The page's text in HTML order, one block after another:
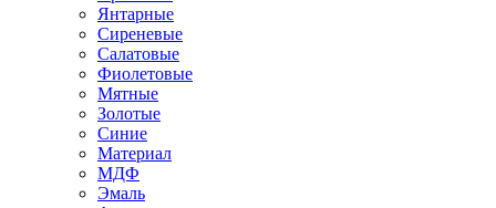
Янтарные
Сиреневые
Салатовые
Фиолетовые
Мятные
Золотые
Синие
Материал
МДФ
Эмаль